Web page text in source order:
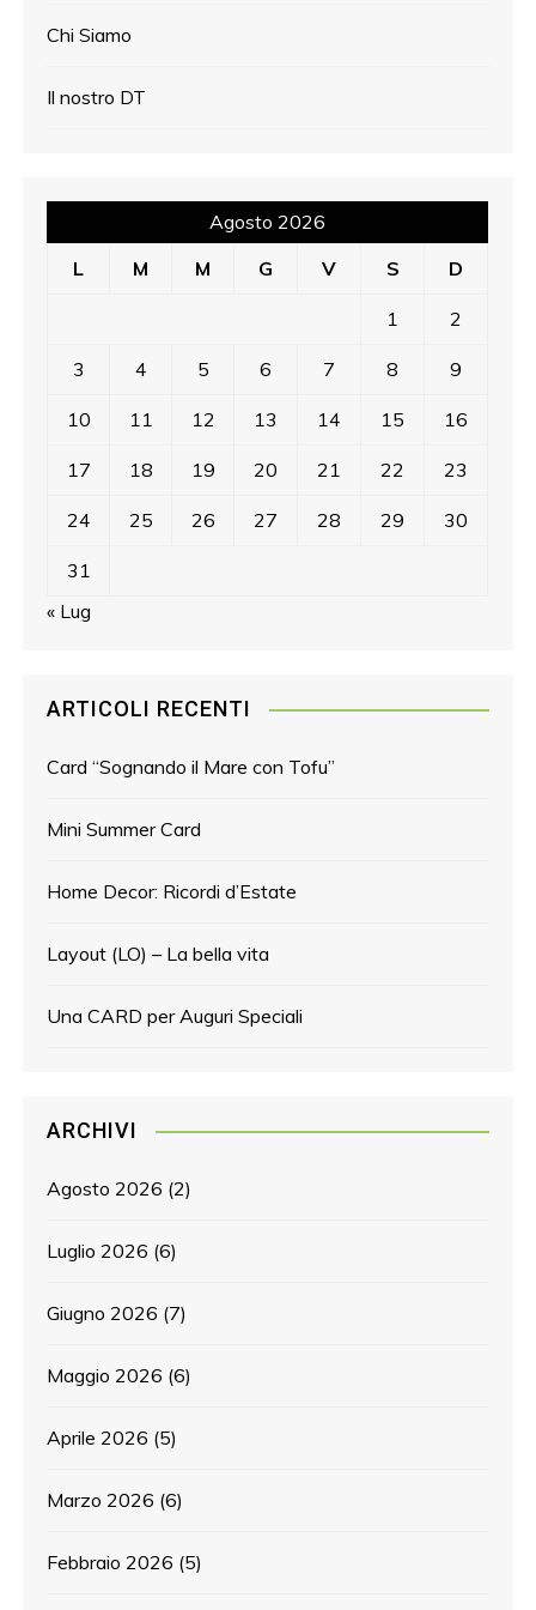
Chi Siamo
Il nostro DT
Agosto 2026
L
M M G V S D
1 2
3 4 5 6 7 8 9
10 11 12 13 14 15 16
17 18 19 20 21 22 23
24 25 26 27 28 29 30
31
« Lug
ARTICOLI RECENTI
Card “Sognando il Mare con Tofu”
Mini Summer Card
Home Decor: Ricordi d’Estate
Layout (LO) – La bella vita
Una CARD per Auguri Speciali
ARCHIVI
Agosto 2026 (2)
Luglio 2026 (6)
Giugno 2026 (7)
Maggio 2026 (6)
Aprile 2026 (5)
Marzo 2026 (6)
Febbraio 2026 (5)